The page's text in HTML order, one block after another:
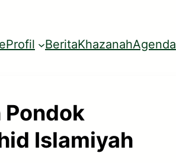
Profil BeritaKhazanahAgenda
Pondok
Islamiyah